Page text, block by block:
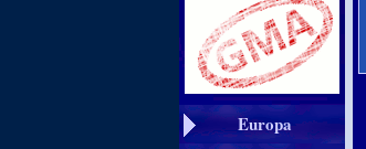
Europa